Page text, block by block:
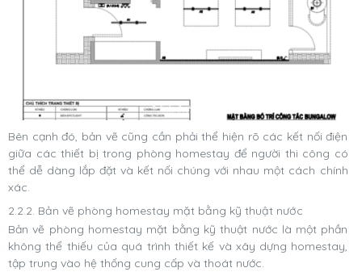
Bên cạnh đó, bản vẽ cũng cần phải thể hiện rõ các kết nối điện
giữa các thiết bị trong phòng homestay để người thi công có
thể dễ dàng lắp đặt và kết nối chúng với nhau một cách chính
xác.
2.2.2. Bản vẽ phòng homestay mặt bằng kỹ thuật nước
Bản vẽ phòng homestay mặt bằng kỹ thuật nước là một phần
không thể thiếu của quá trình thiết kế và xây dựng homestay,
tập trung vào hệ thống cung cấp và thoát nước.